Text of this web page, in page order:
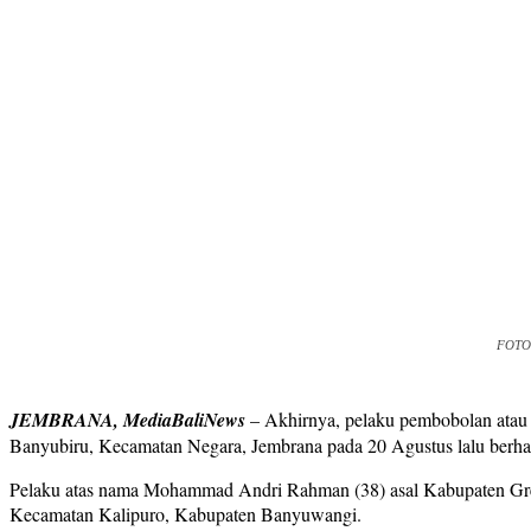
JEMBRANA, MediaBaliNews– Akhirnya, pelaku pembobolan
Banyubiru, Kecamatan Negara, Jembrana pada 20 Agustus lalu
Pelaku atas nama Mohammad Andri Rahman (38) asal Kabupaten
Kecamatan Kalipuro, Kabupaten Banyuwangi.